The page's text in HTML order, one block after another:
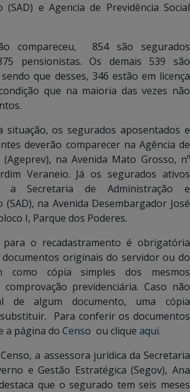
(SAD) e Agencia de Previdência Social
compareceu, 854 são segurados
pensionistas. Os demais 539 são
que desses, 346 estão em licença
que na maioria das vezes não
situação, os segurados aposentados e
deverão comparecer na Agência de
(Ageprev), na Avenida Mato Grosso, nº
Veraneio. Já os segurados ativos
a Secretaria de Administração e
(SAD), na Avenida Desembargador José
I, Parque dos Poderes.
para o recadastramento é obrigatória
originais do servidor ou do
como cópia simples dos mesmos
previdenciária. Caso não
de algum documento, uma cópia
Para conferir os documentos
a página do Censo ou clique aqui.
a assessora jurídica da Secretaria
e Gestão Estratégica (Segov), Ana
que o segurado tem seis meses